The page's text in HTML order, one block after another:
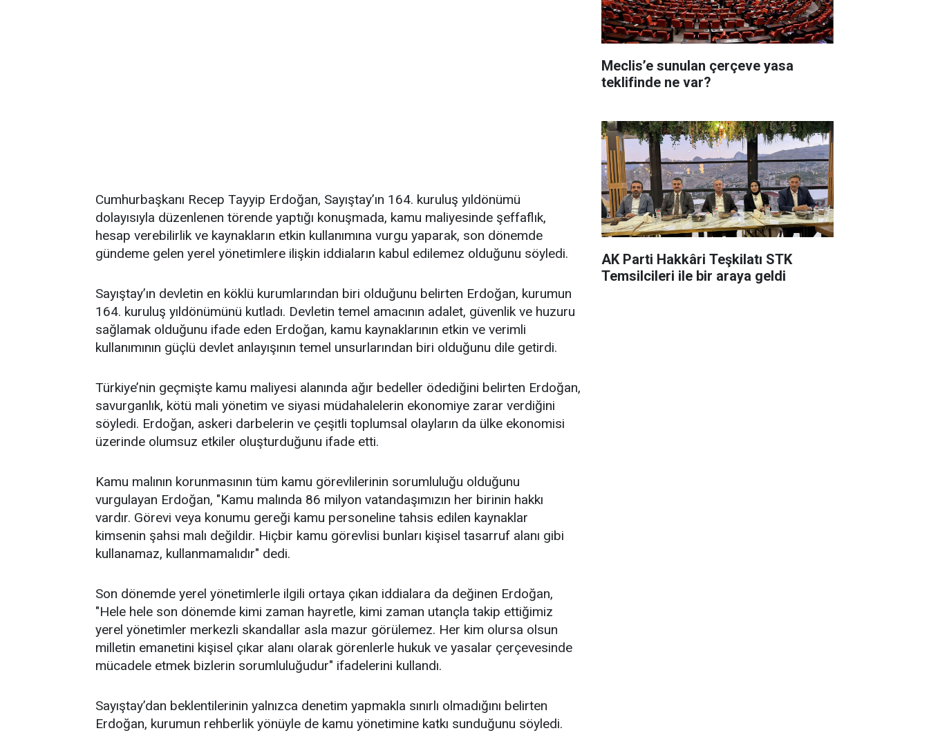
Cumhurbaşkanı Recep Tayyip Erdoğan, Sayıştay’ın 164. kuruluş yıldönümü
dolayısıyla düzenlenen törende yaptığı konuşmada, kamu maliyesinde şeffaflık,
hesap verebilirlik ve kaynakların etkin kullanımına vurgu yaparak, son dönemde
gündeme gelen yerel yönetimlere ilişkin iddiaların kabul edilemez olduğunu söyledi.
Sayıştay’ın devletin en köklü kurumlarından biri olduğunu belirten Erdoğan, kurumun
164. kuruluş yıldönümünü kutladı. Devletin temel amacının adalet, güvenlik ve huzuru
sağlamak olduğunu ifade eden Erdoğan, kamu kaynaklarının etkin ve verimli
kullanımının güçlü devlet anlayışının temel unsurlarından biri olduğunu dile getirdi.
Türkiye’nin geçmişte kamu maliyesi alanında ağır bedeller ödediğini belirten Erdoğan,
savurganlık, kötü mali yönetim ve siyasi müdahalelerin ekonomiye zarar verdiğini
söyledi. Erdoğan, askeri darbelerin ve çeşitli toplumsal olayların da ülke ekonomisi
üzerinde olumsuz etkiler oluşturduğunu ifade etti.
Kamu malının korunmasının tüm kamu görevlilerinin sorumluluğu olduğunu
vurgulayan Erdoğan, "Kamu malında 86 milyon vatandaşımızın her birinin hakkı
vardır. Görevi veya konumu gereği kamu personeline tahsis edilen kaynaklar
kimsenin şahsi malı değildir. Hiçbir kamu görevlisi bunları kişisel tasarruf alanı gibi
kullanamaz, kullanmamalıdır" dedi.
Son dönemde yerel yönetimlerle ilgili ortaya çıkan iddialara da değinen Erdoğan,
"Hele hele son dönemde kimi zaman hayretle, kimi zaman utançla takip ettiğimiz
yerel yönetimler merkezli skandallar asla mazur görülemez. Her kim olursa olsun
milletin emanetini kişisel çıkar alanı olarak görenlerle hukuk ve yasalar çerçevesinde
mücadele etmek bizlerin sorumluluğudur" ifadelerini kullandı.
Sayıştay’dan beklentilerinin yalnızca denetim yapmakla sınırlı olmadığını belirten
Erdoğan, kurumun rehberlik yönüyle de kamu yönetimine katkı sunduğunu söyledi.
Meclis’e sunulan çerçeve yasa
teklifinde ne var?
AK Parti Hakkâri Teşkilatı STK
Temsilcileri ile bir araya geldi